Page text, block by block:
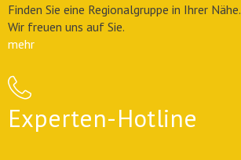
Finden Sie eine Regionalgruppe in Ihrer Nähe.
Wir freuen uns auf Sie.
mehr
Experten-Hotline